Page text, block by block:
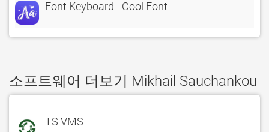
Font Keyboard - Cool Font
소프트웨어 더보기 Mikhail Sauchankou
TS VMS